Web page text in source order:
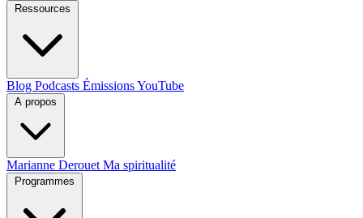
Blog Podcasts Émissions YouTube
Marianne Derouet Ma spiritualité